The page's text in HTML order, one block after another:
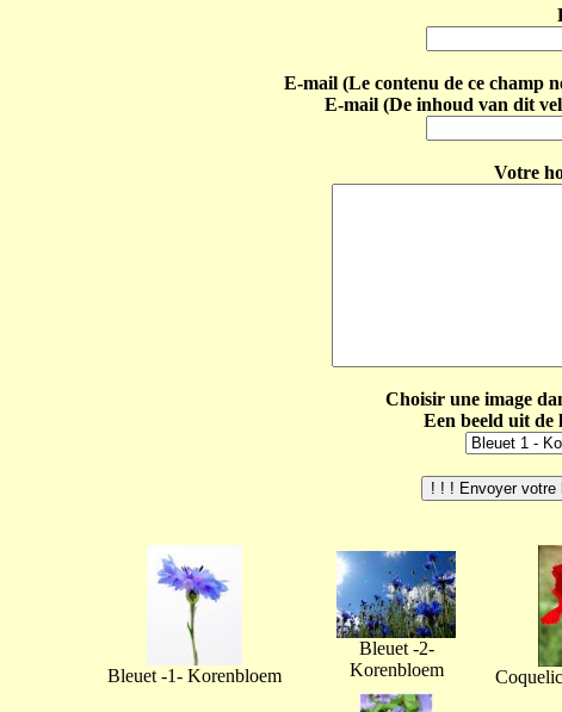
E-mail (Le contenu de ce champ
E-mail (De inhoud van dit
Votre
Choisir une image
Een beeld uit de
Bleuet -1- Korenbloem
Bleuet -2-
Korenbloem